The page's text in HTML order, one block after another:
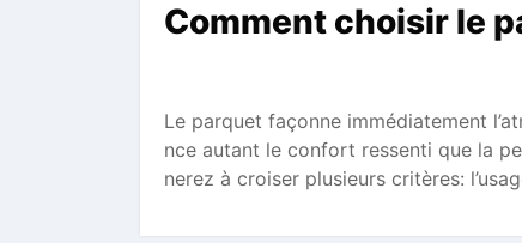
Comment choisir le
Le parquet façonne immédiatement
nce autant le confort ressenti que la
nerez à croiser plusieurs critères: